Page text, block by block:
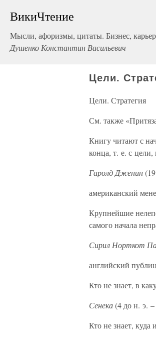
ВикиЧтение
Мысли, афоризмы, цитаты. Бизнес,
Душенко Константин Васильевич
Цели.
Цели. Стратегия
См. также
Книгу читают с
конца, т. е. с
Гаролд Дженин
американский
Крупнейшие
самого начала
Сирил Норткот
английский
Кто не знает, в
Сенека(4 до н. э.
Кто не знает, куда